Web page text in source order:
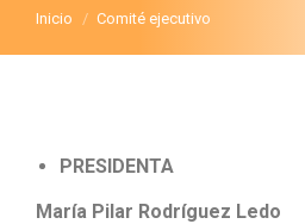
Estás aquí:
Inicio Comité ejecutivo
PRESIDENTA
María Pilar Rodríguez Ledo